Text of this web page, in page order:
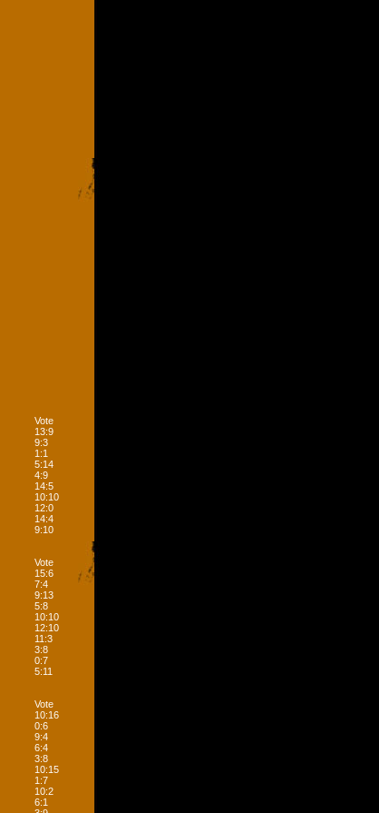
Vote
13:9
9:3
1:1
5:14
4:9
14:5
10:10
12:0
14:4
9:10
Vote
15:6
7:4
9:13
5:8
10:10
12:10
11:3
3:8
0:7
5:11
Vote
10:16
0:6
9:4
6:4
3:8
10:15
1:7
10:2
6:1